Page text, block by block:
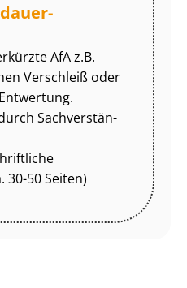
AfA z.B.
Verschleiß oder
Sach­ver­stän­
30-50 Seiten)